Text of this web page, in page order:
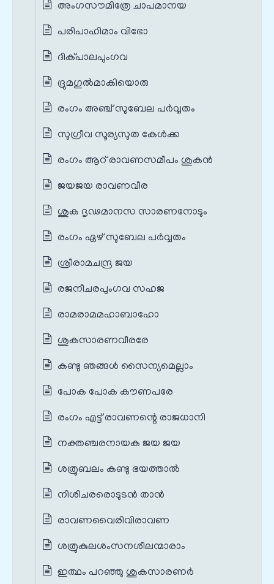
അംഗസൗമിത്രേ ചാപമാനയ
പരിപാഹിമാം വിഭോ
ദിക്പാലപുംഗവ
ദ്രുമഗുൽമാകിയൊരു
രംഗം അഞ്ച് സുബേല പർവ്വതം
സുഗ്രീവ സൂര്യസുത കേൾക്ക
രംഗം ആറ് രാവണസമീപം ശുകൻ
ജയജയ രാവണവീര
ശുക ദൃഢമാനസ സാരണനോടും
രംഗം ഏഴ് സുബേല പർവ്വതം
ശ്രീരാമചന്ദ്ര ജയ
രജനീചരപുംഗവ സഹജ
രാമരാമമഹാബാഹോ
ശുകസാരണവീരരേ
കണ്ടു ഞങ്ങൾ സൈന്യമെല്ലാം
പോക പോക കൗണപരേ
രംഗം എട്ട് രാവണന്റെ രാജധാനി
നക്തഞ്ചരനായക ജയ ജയ
ശത്രുബലം കണ്ടു ഭയത്താൽ
നിശിചരരൊടുടൻ താൻ
രാവണവൈരിവിരാവണ
ശത്രുകുലശംസനശീലന്മാരാം
ഇത്ഥം പറഞ്ഞു ശുകസാരണർ